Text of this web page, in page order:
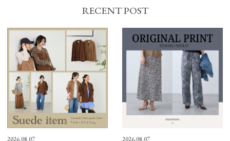
RECENT POST
2026.08.07 2026.08.07